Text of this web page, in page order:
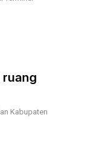
ruang
Kabupaten